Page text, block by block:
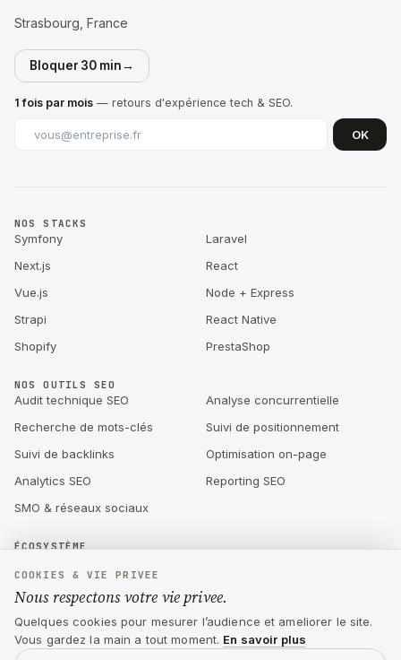
Strasbourg, France
Bloquer 30 min→
1 fois par mois — retours d'expérience tech & SEO.
OK
NOS STACKS
Symfony
Laravel
Next.js
React
Vue.js
Node + Express
Strapi
React Native
Shopify
PrestaShop
NOS OUTILS SEO
Audit technique SEO
Analyse concurrentielle
Recherche de mots-clés
Suivi de positionnement
Suivi de backlinks
Optimisation on-page
Analytics SEO
Reporting SEO
SMO & réseaux sociaux
ÉCOSYSTÈME
Google par IA
Kutuk : CTO externalisé pour
startups & PME
Création d'application mobile
React Native
COOKIES & VIE PRIVEE
Nous respectons votre vie privee.
Quelques cookies pour mesurer l’audience et ameliorer le site.
Vous gardez la main a tout moment. En savoir plus